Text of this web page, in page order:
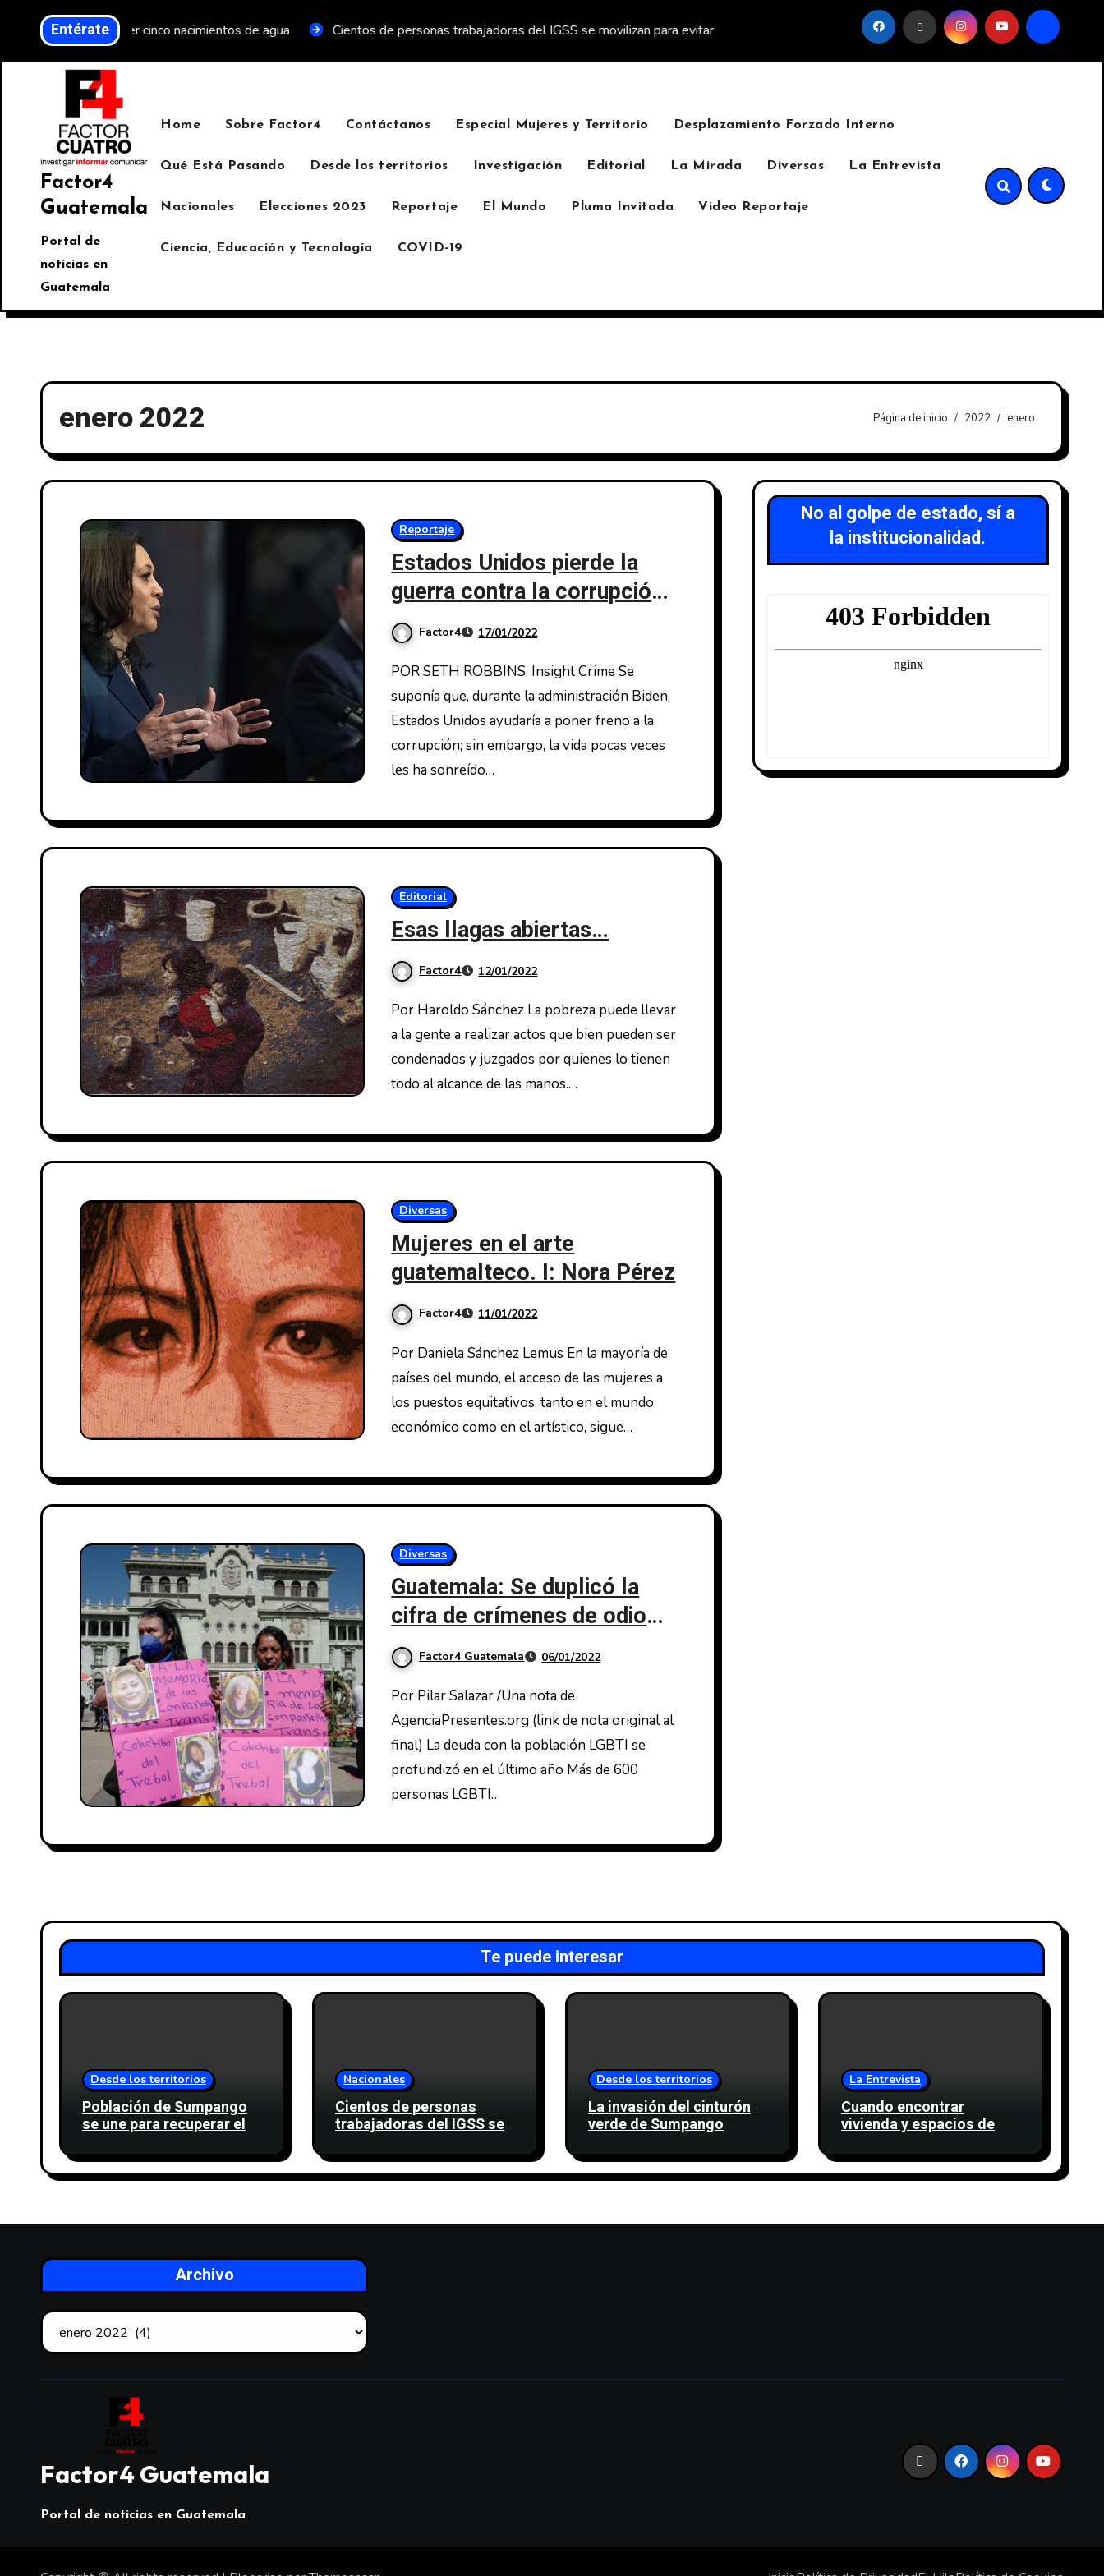
Entérate
y proteger cinco nacimientos de agua Cientos de personas trabajadoras del IGSS se movilizan para evitar descuento a favor del sindicato La invasión del cinturón verde de
Factor4
Guatemala
Portal de
noticias en
Guatemala
Home Sobre Factor4 Contáctanos Especial Mujeres y Territorio Desplazamiento Forzado Interno
Qué Está Pasando Desde los territorios Investigación Editorial La Mirada Diversas La Entrevista
Nacionales Elecciones 2023 Reportaje El Mundo Pluma Invitada Video Reportaje
Ciencia, Educación y Tecnología COVID-19
enero 2022 Página de inicio 2022 enero
Reportaje
Estados Unidos pierde la
guerra contra la corrupción
en Centroamérica
Factor4 17/01/2022
POR SETH ROBBINS. Insight Crime Se
suponía que, durante la administración Biden,
Estados Unidos ayudaría a poner freno a la
corrupción; sin embargo, la vida pocas veces
les ha sonreído…
Editorial
Esas llagas abiertas…
Factor4 12/01/2022
Por Haroldo Sánchez La pobreza puede llevar
a la gente a realizar actos que bien pueden ser
condenados y juzgados por quienes lo tienen
todo al alcance de las manos.…
Diversas
Mujeres en el arte
guatemalteco. I: Nora Pérez
Factor4 11/01/2022
Por Daniela Sánchez Lemus En la mayoría de
países del mundo, el acceso de las mujeres a
los puestos equitativos, tanto en el mundo
económico como en el artístico, sigue…
Diversas
Guatemala: Se duplicó la
cifra de crímenes de odio
durante el segundo
semestre de 2021
Factor4 Guatemala 06/01/2022
Por Pilar Salazar /Una nota de
AgenciaPresentes.org (link de nota original al
final) La deuda con la población LGBTI se
profundizó en el último año Más de 600
personas LGBTI…
No al golpe de estado, sí a
la institucionalidad.
Te puede interesar
Desde los territorios
Población de Sumpango
se une para recuperar el
cinco nacimientos de
agua
Nacionales
Cientos de personas
trabajadoras del IGSS se
descuento a favor del
sindicato
Desde los territorios
La invasión del cinturón
verde de Sumpango
de agua para miles de
personas
La Entrevista
Cuando encontrar
vivienda y espacios de
cuestión de confianza
Archivo
Factor4 Guatemala
Portal de noticias en Guatemala